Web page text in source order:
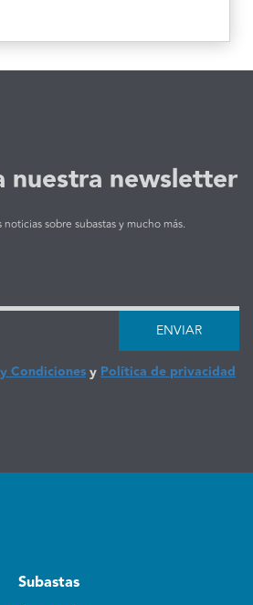
nuestra newsletter
sobre subastas y mucho más.
ENVIAR
CondicionesyPolítica de privacidad
Subastas